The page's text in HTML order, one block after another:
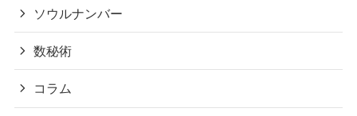
ソウルナンバー
数秘術
コラム